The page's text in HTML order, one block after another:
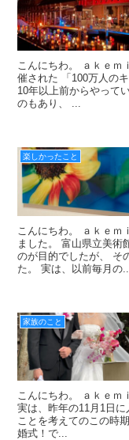
こんにちわ。 ａｋｅｍ
催された 「100万人の
10年以上前からやって
のもあり、 ...
楽しかったこと
こんにちわ。 ａｋｅｍ
ました。 富山県立美術
のが目的でしたが、 そ
た。 実は、以前毎月の...
家族のこと
こんにちわ。 ａｋｅｍ
実は、昨年の11月1日
ことを考えてのこの時
婚式！で...